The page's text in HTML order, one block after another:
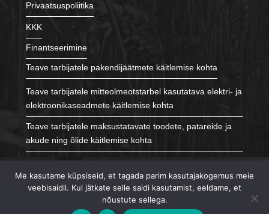
Privaatsuspoliitika
KKK
Finantseerimine
Teave tarbijatele pakendijäätmete käitlemise kohta
Teave tarbijatele mitteolmeotstarbel kasutatava elektri- ja
elektroonikaseadmete käitlemise kohta
Teave tarbijatele maksustatavate toodete, patareide ja
akude ning õlide käitlemise kohta
JÄLGI MEID
Me kasutame küpsiseid, et tagada parim kasutajakogemus meie
veebisaidil. Kui jätkate selle saidi kasutamist, eeldame, et
nõustute sellega.